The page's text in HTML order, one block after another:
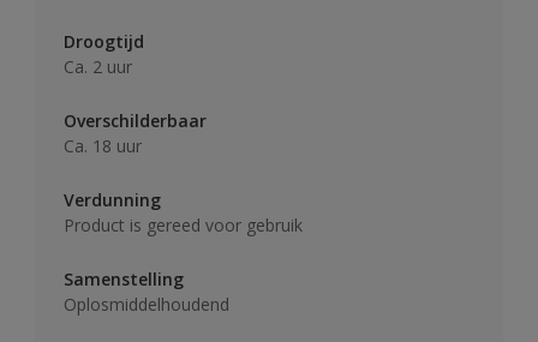
Droogtijd
Ca. 2 uur
Overschilderbaar
Ca. 18 uur
Verdunning
Product is gereed voor gebruik
Samenstelling
Oplosmiddelhoudend